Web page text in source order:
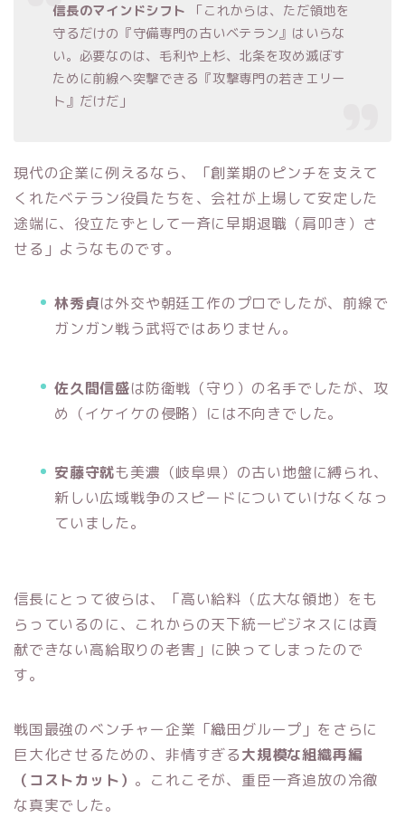
信長のマインドシフト 「これからは、ただ領地を
守るだけの『守備専門の古いベテラン』はいらな
い。必要なのは、毛利や上杉、北条を攻め滅ぼす
ために前線へ突撃できる『攻撃専門の若きエリー
ト』だけだ」
現代の企業に例えるなら、「創業期のピンチを支えて
くれたベテラン役員たちを、会社が上場して安定した
途端に、役立たずとして一斉に早期退職（肩叩き）さ
せる」ようなものです。
林秀貞は外交や朝廷工作のプロでしたが、前線で
ガンガン戦う武将ではありません。
佐久間信盛は防衛戦（守り）の名手でしたが、攻
め（イケイケの侵略）には不向きでした。
安藤守就も美濃（岐阜県）の古い地盤に縛られ、
新しい広域戦争のスピードについていけなくなっ
ていました。
信長にとって彼らは、「高い給料（広大な領地）をも
らっているのに、これからの天下統一ビジネスには貢
献できない高給取りの老害」に映ってしまったので
す。
戦国最強のベンチャー企業「織田グループ」をさらに
巨大化させるための、非情すぎる大規模な組織再編
（コストカット） 。これこそが、重臣一斉追放の冷徹
な真実でした。